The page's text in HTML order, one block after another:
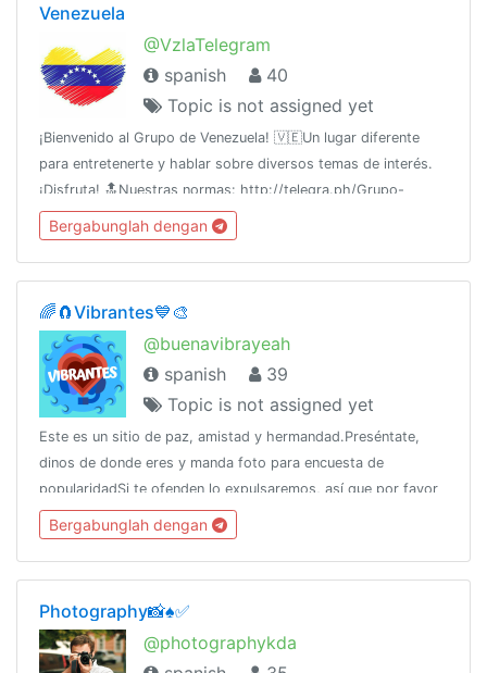
Venezuela
@VzlaTelegram
spanish
40
Topic is not assigned yet
¡Bienvenido al Grupo de Venezuela! 🇻🇪Un lugar diferente
para entretenerte y hablar sobre diversos temas de interés.
¡Disfruta! 🔝Nuestras normas: http://telegra.ph/Grupo-
Venezuela-05-04 🚩 *Se reserva el derecho de admisión*
Bergabunglah dengan
🌈🧲Vibrantes💙🎨
@buenavibrayeah
spanish
39
Topic is not assigned yet
Este es un sitio de paz, amistad y hermandad.Preséntate,
dinos de donde eres y manda foto para encuesta de
popularidadSi te ofenden lo expulsaremos, así que por favor
no lo hagas entonces.
Bergabunglah dengan
Photography📸♠️✅
@photographykda